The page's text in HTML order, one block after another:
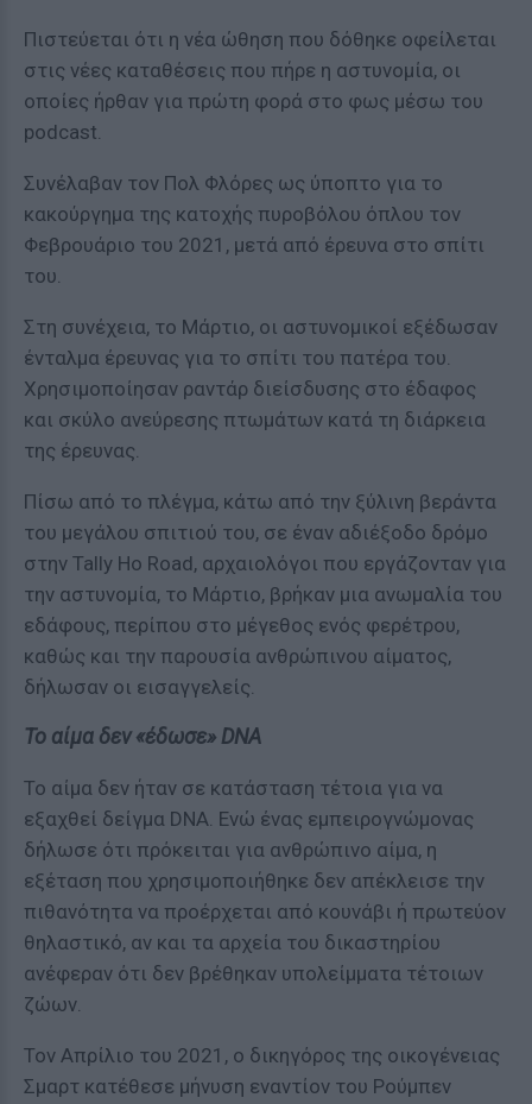
Πιστεύεται ότι η νέα ώθηση που δόθηκε οφείλεται
στις νέες καταθέσεις που πήρε η αστυνομία, οι
οποίες ήρθαν για πρώτη φορά στο φως μέσω του
podcast.
Συνέλαβαν τον Πολ Φλόρες ως ύποπτο για το
κακούργημα της κατοχής πυροβόλου όπλου τον
Φεβρουάριο του 2021, μετά από έρευνα στο σπίτι
του.
Στη συνέχεια, το Μάρτιο, οι αστυνομικοί εξέδωσαν
ένταλμα έρευνας για το σπίτι του πατέρα του.
Χρησιμοποίησαν ραντάρ διείσδυσης στο έδαφος
και σκύλο ανεύρεσης πτωμάτων κατά τη διάρκεια
της έρευνας.
Πίσω από το πλέγμα, κάτω από την ξύλινη βεράντα
του μεγάλου σπιτιού του, σε έναν αδιέξοδο δρόμο
στην Tally Ho Road, αρχαιολόγοι που εργάζονταν για
την αστυνομία, το Μάρτιο, βρήκαν μια ανωμαλία του
εδάφους, περίπου στο μέγεθος ενός φερέτρου,
καθώς και την παρουσία ανθρώπινου αίματος,
δήλωσαν οι εισαγγελείς.
Το αίμα δεν «έδωσε» DNA
Το αίμα δεν ήταν σε κατάσταση τέτοια για να
εξαχθεί δείγμα DNA. Ενώ ένας εμπειρογνώμονας
δήλωσε ότι πρόκειται για ανθρώπινο αίμα, η
εξέταση που χρησιμοποιήθηκε δεν απέκλεισε την
πιθανότητα να προέρχεται από κουνάβι ή πρωτεύον
θηλαστικό, αν και τα αρχεία του δικαστηρίου
ανέφεραν ότι δεν βρέθηκαν υπολείμματα τέτοιων
ζώων.
Τον Απρίλιο του 2021, ο δικηγόρος της οικογένειας
Σμαρτ κατέθεσε μήνυση εναντίον του Ρούμπεν